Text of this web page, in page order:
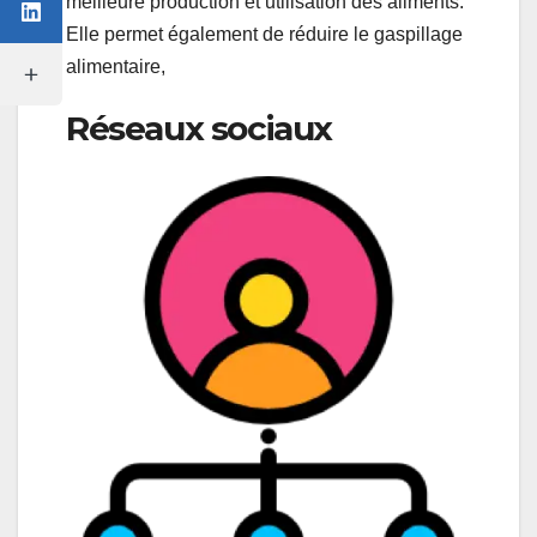
Elle permet également de réduire le gaspillage
alimentaire,
Réseaux sociaux